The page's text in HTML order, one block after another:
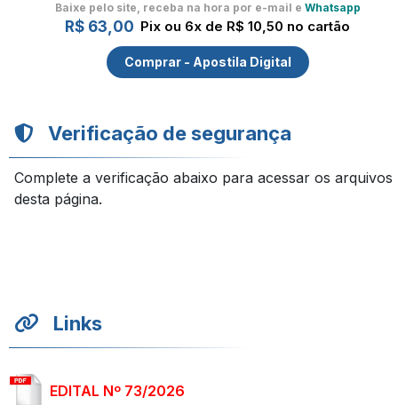
Baixe pelo site, receba na hora por e-mail e Whatsapp
R$ 63,00 Pix ou 6x de R$ 10,50 no cartão
Comprar - Apostila Digital
Verificação de segurança
Complete a verificação abaixo para acessar os arquivos
desta página.
Links
EDITAL Nº 73/2026